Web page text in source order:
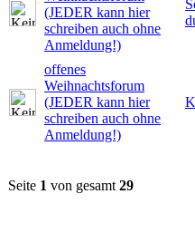
(JEDER kann hier
schreiben auch ohne
Anmeldung!)
offenes
Weihnachtsforum
(JEDER kann hier
schreiben auch ohne
Anmeldung!)
Seite 1 von gesamt 29